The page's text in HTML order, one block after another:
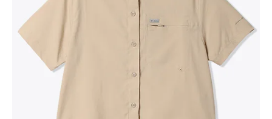
SALE品はこちら
INFORMATIOM
ご利用ガイド
お問い合わせ
メルマガ登録